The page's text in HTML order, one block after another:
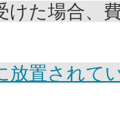
けた場合、
放置されて